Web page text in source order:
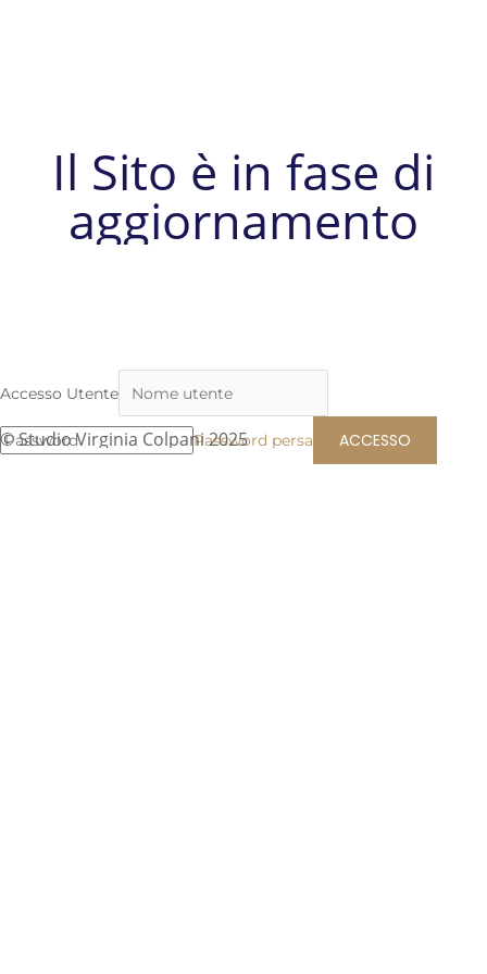
Il Sito è in fase di
aggiornamento
© Studio Virginia Colpani 2025
Accesso Utente
Password persa